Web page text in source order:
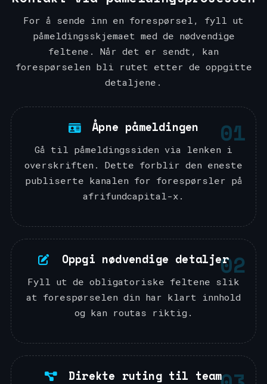
For å sende inn en forespørsel, fyll ut
påmeldingsskjemaet med de nødvendige
feltene. Når det er sendt, kan
forespørselen bli rutet etter de oppgitte
detaljene.
01
Åpne påmeldingen
Gå til påmeldingssiden via lenken i
overskriften. Dette forblir den eneste
publiserte kanalen for forespørsler på
afrifundcapital-x.
02
Oppgi nødvendige detaljer
Fyll ut de obligatoriske feltene slik
at forespørselen din har klart innhold
og kan routas riktig.
Direkte ruting til team